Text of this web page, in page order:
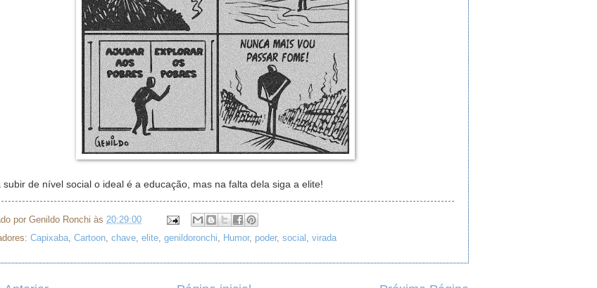
subir de nível social o ideal é a educação, mas na falta dela siga a elite!
por Genildo Ronchi às 20:29:00
Capixaba, Cartoon, chave, elite, genildoronchi, Humor, poder, social , virada